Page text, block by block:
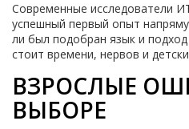
Современные исследователи
успешный первый опыт
ли был подобран язык и
стоит времени, нервов и
ВЗРОСЛЫЕ
ВЫБОРЕ